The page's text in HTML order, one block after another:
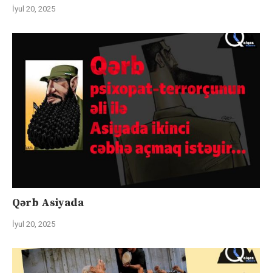
İyul 20, 2025
Qərb Asiyada
İyul 20, 2025